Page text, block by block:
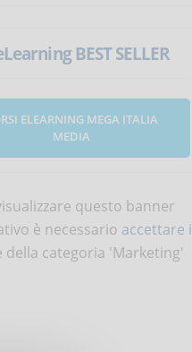
BEST SELLER
ELEARNING MEGA ITALIA
MEDIA
questo banner
è necessario accettare i
della categoria 'Marketing'